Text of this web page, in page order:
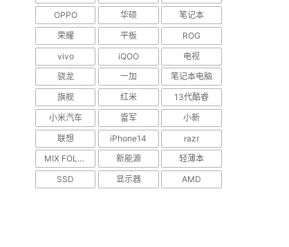
OPPO
华硕
笔记本
荣耀
平板
ROG
vivo
iQOO
电视
骁龙
一加
笔记本电脑
旗舰
红米
13代酷睿
小米汽车
雷军
小新
联想
iPhone14
razr
MIX FOLD 2
新能源
轻薄本
SSD
显示器 AMD